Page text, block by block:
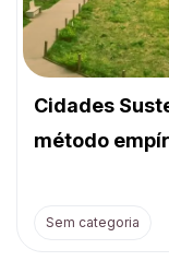
Cidades
método
Sem categoria